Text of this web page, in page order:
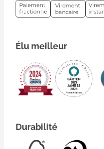
Élu meilleur
Durabilité